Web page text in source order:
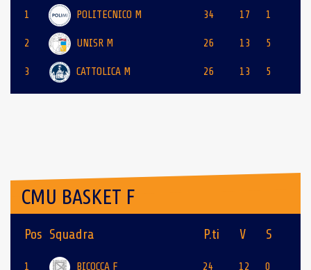
1 POLITECNICO M 34 17 1
2 UNISR M 26 13 5
3 CATTOLICA M 26 13 5
CMU BASKET F
Pos Squadra P.ti V S
1 BICOCCA F 24 12 0